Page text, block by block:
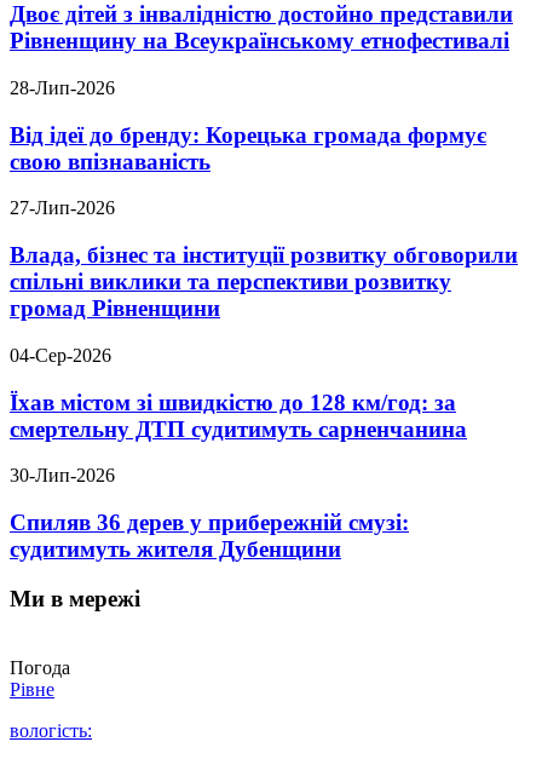
Двоє дітей з інвалідністю достойно представили
Рівненщину на Всеукраїнському етнофестивалі
28-Лип-2026
Від ідеї до бренду: Корецька громада формує
свою впізнаваність
27-Лип-2026
Влада, бізнес та інституції розвитку обговорили
спільні виклики та перспективи розвитку
громад Рівненщини
04-Сер-2026
Їхав містом зі швидкістю до 128 км/год: за
смертельну ДТП судитимуть сарненчанина
30-Лип-2026
Спиляв 36 дерев у прибережній смузі:
судитимуть жителя Дубенщини
Ми в мережі
Погода
Рівне
вологість: